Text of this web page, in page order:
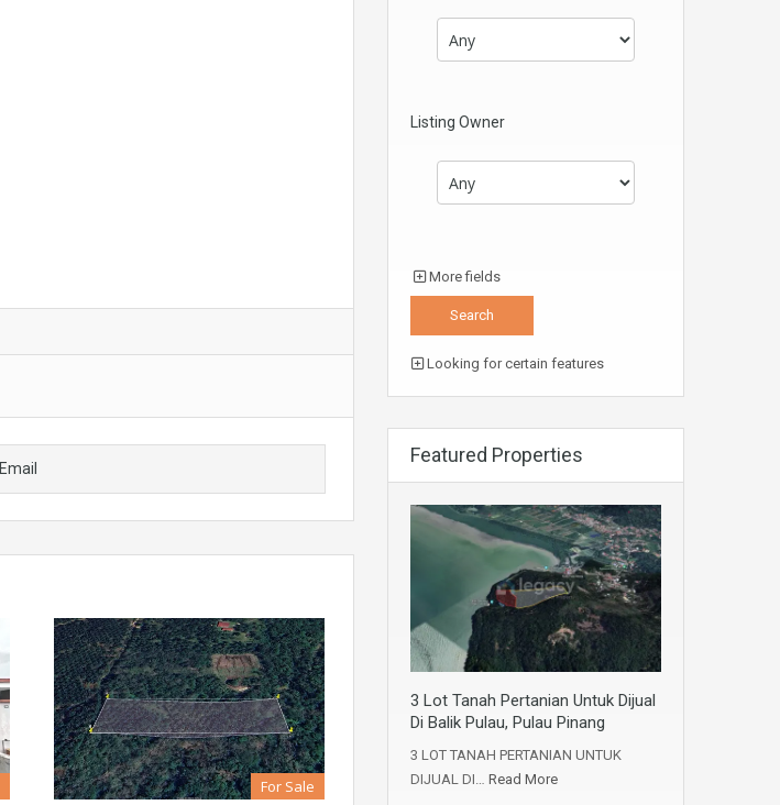
Email
For Sale
Listing Owner
More fields
Looking for certain features
Featured Properties
3 Lot Tanah Pertanian Untuk Dijual
Di Balik Pulau, Pulau Pinang
3 LOT TANAH PERTANIAN UNTUK
DIJUAL DI… Read More